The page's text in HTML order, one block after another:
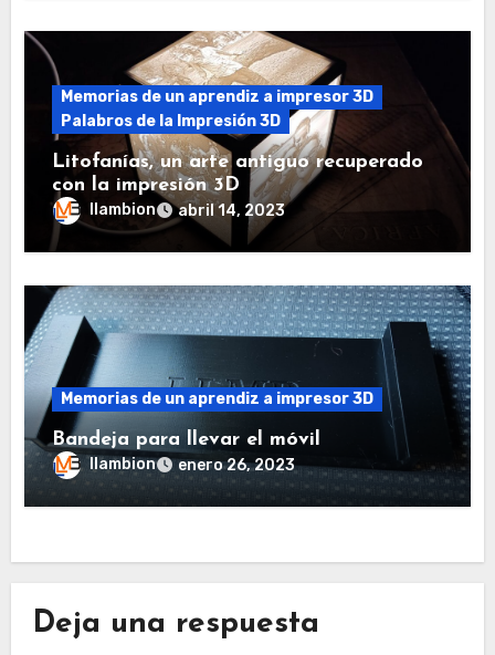
Memorias de un aprendiz a impresor 3D
Palabros de la Impresión 3D
Litofanías, un arte antiguo recuperado
con la impresión 3D
llambion abril 14, 2023
Memorias de un aprendiz a impresor 3D
Bandeja para llevar el móvil
llambion enero 26, 2023
Deja una respuesta